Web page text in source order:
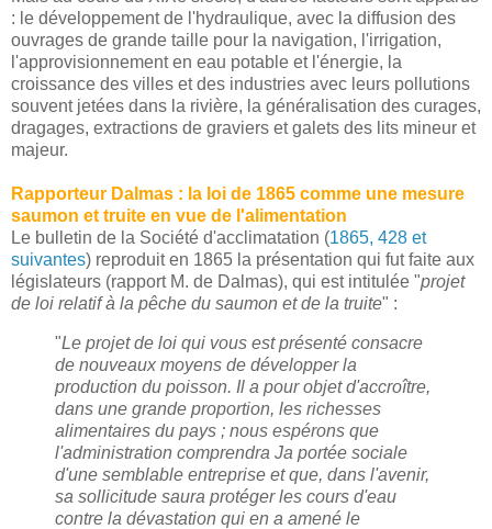
: le développement de l'hydraulique, avec la diffusion des
ouvrages de grande taille pour la navigation, l'irrigation,
l'approvisionnement en eau potable et l'énergie, la
croissance des villes et des industries avec leurs pollutions
souvent jetées dans la rivière, la généralisation des curages,
dragages, extractions de graviers et galets des lits mineur et
majeur.
Rapporteur Dalmas : la loi de 1865 comme une mesure
saumon et truite en vue de l'alimentation
Le bulletin de la Société d'acclimatation (1865, 428 et
suivantes) reproduit en 1865 la présentation qui fut faite aux
législateurs (rapport M. de Dalmas), qui est intitulée "projet
de loi relatif à la pêche du saumon et de la truite" :
"Le projet de loi qui vous est présenté consacre
de nouveaux moyens de développer la
production du poisson. Il a pour objet d'accroître,
dans une grande proportion, les richesses
alimentaires du pays ; nous espérons que
l'administration comprendra Ja portée sociale
d'une semblable entreprise et que, dans l'avenir,
sa sollicitude saura protéger les cours d'eau
contre la dévastation qui en a amené le